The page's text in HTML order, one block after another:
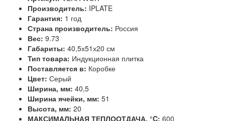
Производитель: IPLATE
Гарантия: 1 год
Страна производитель: Россия
Вес: 9.73
Габариты: 40,5х51х20 см
Тип товара: Индукционная плитка
Поставляется в: Коробке
Цвет: Серый
Ширина, мм: 40,5
Ширина ячейки, мм: 51
Высота, мм: 20
МАКСИМАЛЬНАЯ ТЕПЛООТДАЧА, °C: 600